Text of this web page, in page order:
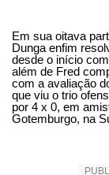
Em sua oitava
Dunga enfim
desde o início
além de Fred
com a avaliação
que viu o trio
por 4 x 0, em
Gotemburgo, na